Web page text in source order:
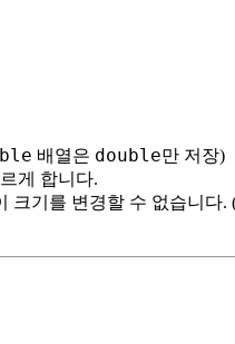
배열은 double만 저장)
게 합니다.
크기를 변경할 수 없습니다.